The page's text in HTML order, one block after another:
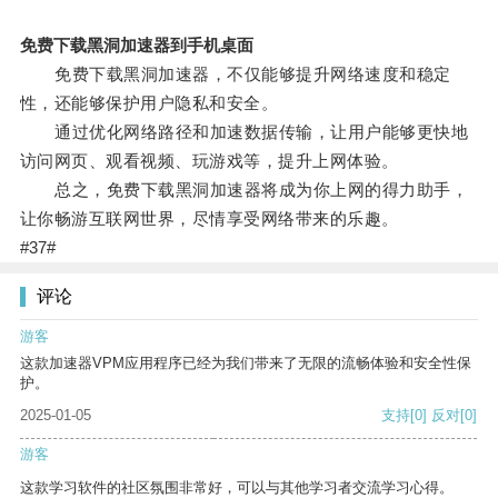
免费下载黑洞加速器到手机桌面
免费下载黑洞加速器，不仅能够提升网络速度和稳定
性，还能够保护用户隐私和安全。
通过优化网络路径和加速数据传输，让用户能够更快地
访问网页、观看视频、玩游戏等，提升上网体验。
总之，免费下载黑洞加速器将成为你上网的得力助手，
让你畅游互联网世界，尽情享受网络带来的乐趣。
#37#
评论
游客
这款加速器VPM应用程序已经为我们带来了无限的流畅体验和安全性保
护。
2025-01-05
支持[0] 反对[0]
游客
这款学习软件的社区氛围非常好，可以与其他学习者交流学习心得。